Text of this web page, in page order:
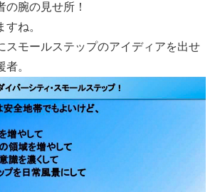
の腕の見せ所！
ね。
スモールステップのアイディアを出せ
。